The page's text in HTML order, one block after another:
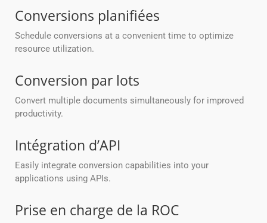
Conversions planifiées
Schedule conversions at a convenient time to optimize
resource utilization.
Conversion par lots
Convert multiple documents simultaneously for improved
productivity.
Intégration d’API
Easily integrate conversion capabilities into your
applications using APIs.
Prise en charge de la ROC